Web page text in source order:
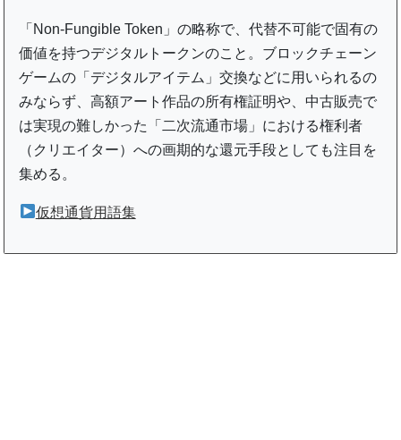
「Non-Fungible Token」の略称で、代替不可能で固有の
価値を持つデジタルトークンのこと。ブロックチェーン
ゲームの「デジタルアイテム」交換などに用いられるの
みならず、高額アート作品の所有権証明や、中古販売で
は実現の難しかった「二次流通市場」における権利者
（クリエイター）への画期的な還元手段としても注目を
集める。
仮想通貨用語集